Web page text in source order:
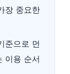
장 중요한
준으로 먼
이용 순서